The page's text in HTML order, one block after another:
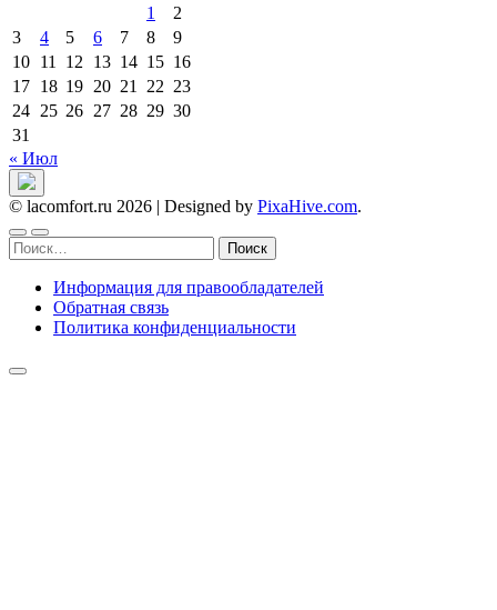
1
2
3
4 5 6 7 8
9
10 11 12 13 14 15 16
17 18 19 20 21 22 23
24 25 26 27 28 29 30
31
« Июл
© lacomfort.ru 2026 | Designed by PixaHive.com.
Найти:
Информация для правообладателей
Обратная связь
Политика конфиденциальности